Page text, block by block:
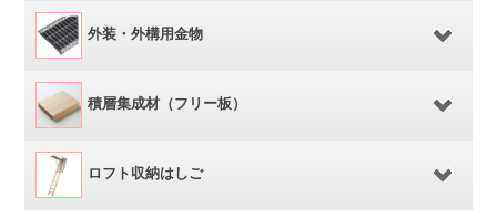
外装・外構用金物
積層集成材（フリー板）
ロフト収納はしご